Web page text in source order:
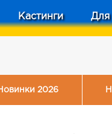
Кастинги Для
2026